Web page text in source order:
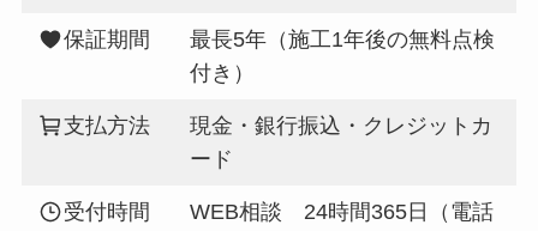
保証期間
最長5年（施工1年後の無料点検
付き）
支払方法
現金・銀行振込・クレジットカ
ード
受付時間
WEB相談 24時間365日（電話